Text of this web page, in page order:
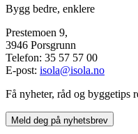
Bygg bedre, enklere
Prestemoen 9,
3946 Porsgrunn
Telefon: 35 57 57 00
E-post: isola@isola.no
Få nyheter, råd og byggetips
Meld deg på nyhetsbrev